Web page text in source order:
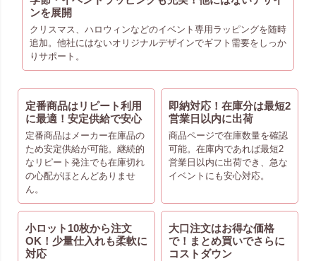
ンを展開
クリスマス、ハロウィンなどのイベント専用ラッピングを随時
追加。他社にはないオリジナルデザインでギフト需要をしっか
りサポート。
定番商品はリピート利用
に最適！安定供給で安心
定番商品はメーカー在庫品の
ため安定供給が可能。継続的
なリピート発注でも在庫切れ
の心配がほとんどありませ
ん。
即納対応！在庫分は最短2
営業日以内に出荷
商品ページで在庫数量を確認
可能。在庫内であれば最短2
営業日以内に出荷でき、急な
イベントにも安心対応。
小ロット10枚から注文
OK！少量仕入れも柔軟に
対応
大口注文はお得な価格
で！まとめ買いでさらに
コストダウン